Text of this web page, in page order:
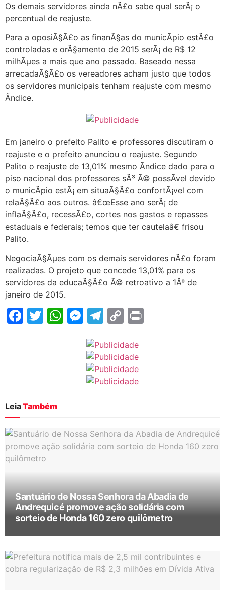
Os demais servidores ainda nÃ£o sabe qual serÃ¡ o
percentual de reajuste.
Para a oposiÃ§Ã£o as finanÃ§as do municÃ­pio estÃ£o
controladas e orÃ§amento de 2015 serÃ¡ de R$ 12
milhÃµes a mais que ano passado. Baseado nessa
arrecadaÃ§Ã£o os vereadores acham justo que todos
os servidores municipais tenham reajuste com mesmo
Ã­ndice.
Em janeiro o prefeito Palito e professores discutiram o
reajuste e o prefeito anunciou o reajuste. Segundo
Palito o reajuste de 13,01% mesmo Ã­ndice dado para o
piso nacional dos professores sÃ³ Ã© possÃ­vel devido
o municÃ­pio estÃ¡ em situaÃ§Ã£o confortÃ¡vel com
relaÃ§Ã£o aos outros. â€œEsse ano serÃ¡ de
inflaÃ§Ã£o, recessÃ£o, cortes nos gastos e repasses
estaduais e federais; temos que ter cautelaâ€ frisou
Palito.
NegociaÃ§Ãµes com os demais servidores nÃ£o foram
realizadas. O projeto que concede 13,01% para os
servidores da educaÃ§Ã£o Ã© retroativo a 1Âº de
janeiro de 2015.
Facebook
Twitter
WhatsApp
Messenger
Telegram
Copy
LeiaTambém
Santuário de Nossa Senhora da Abadia de
Andrequicé promove ação solidária com
sorteio de Honda 160 zero quilômetro